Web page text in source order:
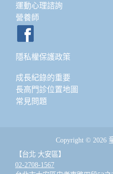
運動心理諮詢
營養師
隱私權保護政策
成長紀錄的重要
長高門診位置地圖
常見問題
Copyright © 2026
【台北 大安區】
02-2708-1567